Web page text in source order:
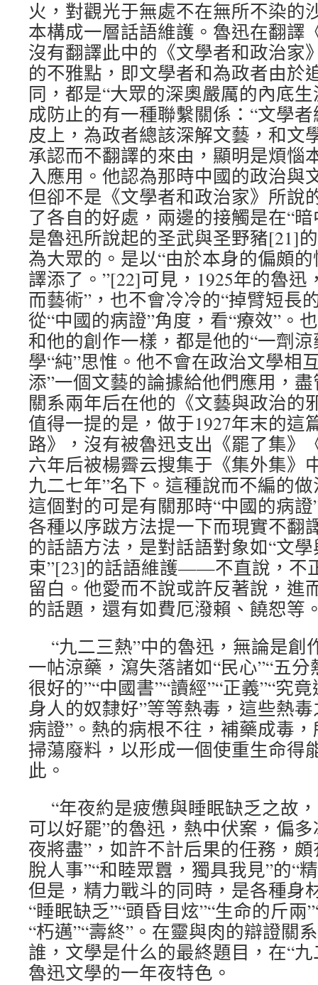
火，對觀光于無處不在無所不染的
本構成一層話語維護。魯迅在翻譯
沒有翻譯此中的《文學者和政治家
的不雅點，即文學者和為政者由於
同，都是“大眾的深奧嚴厲的內底
成防止的有一種聯繫關係：“文學
皮上，為政者總該深解文藝，和文
承認而不翻譯的來由，顯明是煩惱
入應用。他認為那時中國的政治與
但卻不是《文學者和政治家》所說
了各自的好處，兩邊的接觸是在“
是魯迅所說起的圣武與圣野豬[21]
為大眾的。是以“由於本身的偏頗
譯添了。”[22]可見，1925年的魯迅
而藝術”，也不會冷冷的“掉臂短長
從“中國的病證”角度，看“療效”。
和他的創作一樣，都是他的“一劑涼
學“純”思惟。他不會在政治文學相
添”一個文藝的論據給他們應用，
關系兩年后在他的《文藝與政治的
值得一提的是，做于1927年末的這
路》，沒有被魯迅支出《罷了集》
六年后被楊霽云搜集于《集外集》
九二七年”名下。這種說而不編的
這個對的可是有關那時“中國的病
各種以序跋方法提一下而現實不翻
的話語方法，是對話語對象如“文
束”[23]的話語維護——不直說，不
留白。他愛而不說或許反著說，進
的話題，還有如費厄潑賴、饒恕等
“九二三熱”中的魯迅，無論是創
一帖涼藥，瀉失落諸如“民心”“五分
很好的”“中國書”“讀經”“正義”“究
身人的奴隸好”等等熱毒，這些熱
病證”。熱的病根不往，補藥成毒
掃蕩廢料，以形成一個使重生命得
此。
“年夜約是疲憊與睡眠缺乏之故
可以好罷”的魯迅，熱中伏案，偏多
夜將盡”，如許不計后果的任務，
脫人事”“和睦眾囂，獨具我見”的“
但是，精力戰斗的同時，是各種身
“睡眠缺乏”“頭昏目炫”“生命的斤兩
“朽邁”“壽終”。在靈與肉的辯證關
誰，文學是什么的最終題目，在“
魯迅文學的一年夜特色。